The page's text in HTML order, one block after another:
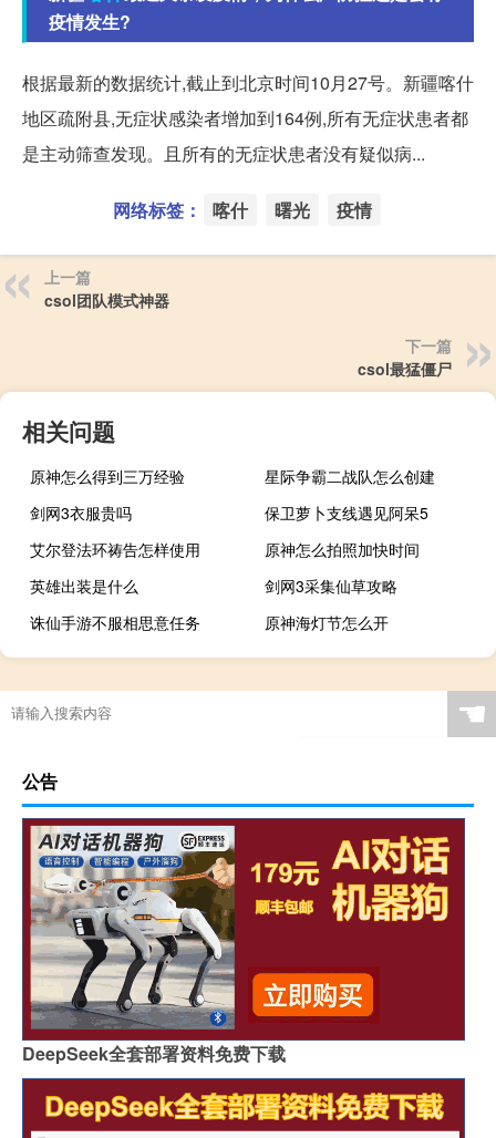
疫情发生?
根据最新的数据统计,截止到北京时间10月27号。新疆喀什
地区疏附县,无症状感染者增加到164例,所有无症状患者都
是主动筛查发现。且所有的无症状患者没有疑似病...
网络标签： 喀什 曙光 疫情
上一篇
csol团队模式神器
下一篇
csol最猛僵尸
相关问题
原神怎么得到三万经验
星际争霸二战队怎么创建
剑网3衣服贵吗
保卫萝卜支线遇见阿呆5
艾尔登法环祷告怎样使用
原神怎么拍照加快时间
英雄出装是什么
剑网3采集仙草攻略
诛仙手游不服相思意任务
原神海灯节怎么开
☚
公告
DeepSeek全套部署资料免费下载